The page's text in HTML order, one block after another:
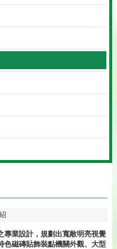
專業設計，規劃出寬敞明亮視覺
色磁磚貼飾裝點機關外觀、大型